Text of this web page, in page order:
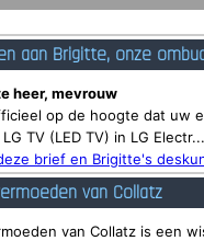
aan Brigitte, onze
heer, mevrouw
op de hoogte dat uw
TV (LED TV) in LG Electr...
brief en Brigitte's
van Collatz
van Collatz is een